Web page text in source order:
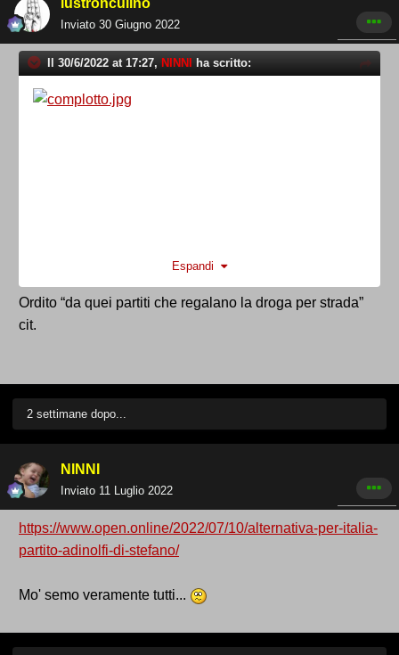
lustronculino
Inviato 30 Giugno 2022
Il 30/6/2022 at 17:27, NINNI ha scritto:
Espandi
Ordito “da quei partiti che regalano la droga per strada”
cit.
2 settimane dopo...
NINNI
Inviato 11 Luglio 2022
https://www.open.online/2022/07/10/alternativa-per-italia-
partito-adinolfi-di-stefano/
Mo' semo veramente tutti...